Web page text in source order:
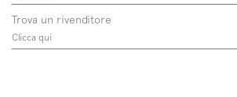
Trova un rivenditore
Clicca qui